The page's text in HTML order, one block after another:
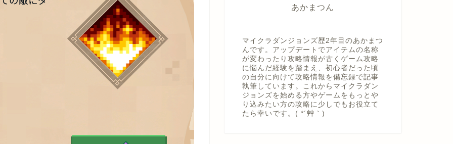
あかまつん
マイクラダンジョンズ歴2年目のあかまつ
んです。アップデートでアイテムの名称
が変わったり攻略情報が古くゲーム攻略
に悩んだ経験を踏まえ、初心者だった頃
の自分に向けて攻略情報を備忘録で記事
執筆しています。これからマイクラダン
ジョンズを始める方やゲームをもっとや
り込みたい方の攻略に少しでもお役立て
たら幸いです。( *´艸｀)